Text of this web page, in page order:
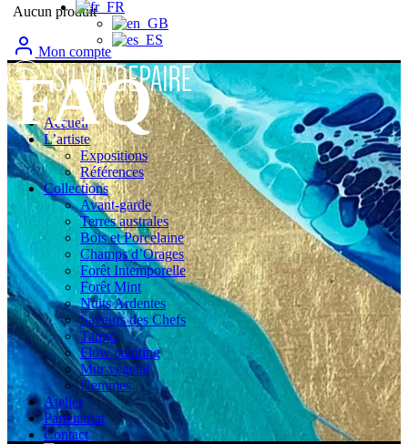
Aucun produit
Mon compte
Accueil
L’artiste
Expositions
Références
Collections
Avant-garde
Terres australes
Bois et Porcelaine
Champs d’Orages
Forêt Intemporelle
Forêt Mint
Nuits Ardentes
Saveurs des Chefs
Tango
Flow painting
Mur végétal
Gemmes
Atelier
Partenariat
Contact
FAQ